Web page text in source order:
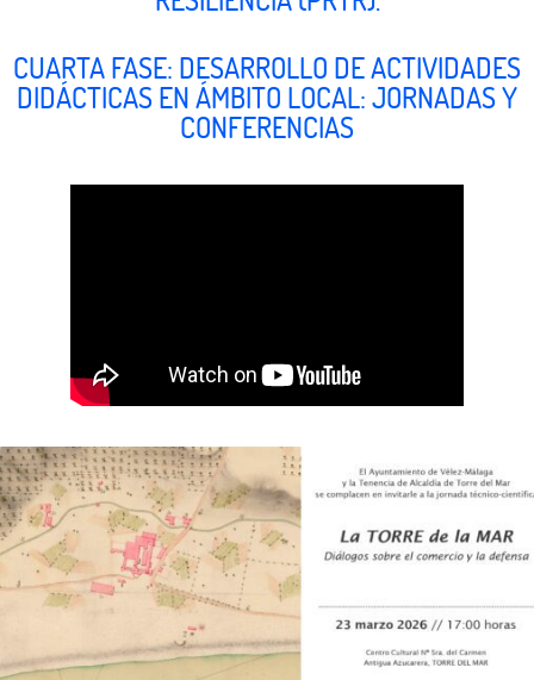
CUARTA FASE: DESARROLLO DE ACTIVIDADES
DIDÁCTICAS EN ÁMBITO LOCAL: JORNADAS Y
CONFERENCIAS